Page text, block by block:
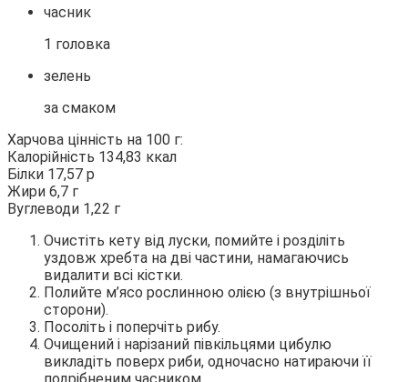
часник
1 головка
зелень
за смаком
Харчова цінність на 100 г:
Калорійність 134,83 ккал
Білки 17,57 р
Жири 6,7 г
Вуглеводи 1,22 г
Очистіть кету від луски, помийте і розділіть
уздовж хребта на дві частини, намагаючись
видалити всі кістки.
Полийте м’ясо рослинною олією (з внутрішньої
сторони).
Посоліть і поперчіть рибу.
Очищений і нарізаний півкільцями цибулю
викладіть поверх риби, одночасно натираючи її